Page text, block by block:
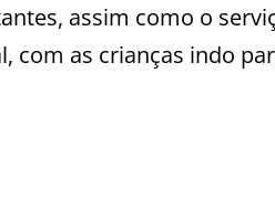
assim como o
com as crianças indo